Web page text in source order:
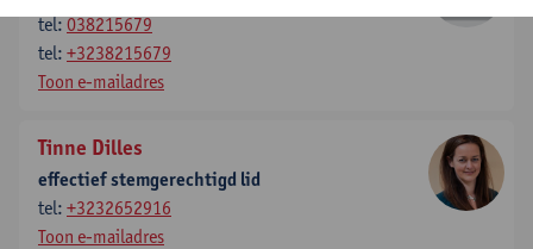
tel:038215679
tel: +3238215679
Toon e-mailadres
Tinne Dilles
effectief stemgerechtigd lid
tel: +3232652916
Toon e-mailadres